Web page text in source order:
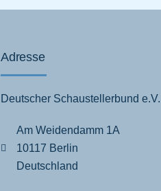
Adresse
Deutscher Schaustellerbund e.V.
Am Weidendamm 1A
10117 Berlin
Deutschland